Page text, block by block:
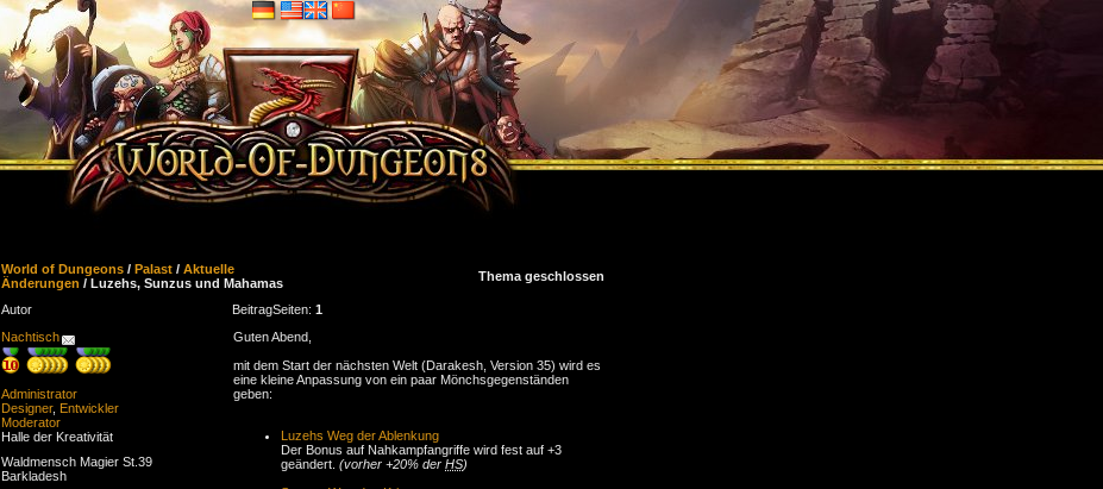
World of Dungeons / Palast / Aktuelle
Änderungen / Luzehs, Sunzus und Mahamas Thema geschlossen
Autor BeitragSeiten: 1
Nachtisch
Administrator
Designer, Entwickler
Moderator
Halle der Kreativität
Waldmensch Magier St.39
Barkladesh
Guten Abend,
mit dem Start der nächsten Welt (Darakesh, Version 35) wird es
eine kleine Anpassung von ein paar Mönchsgegenständen
geben:
Luzehs Weg der Ablenkung
Der Bonus auf Nahkampfangriffe wird fest auf +3
geändert. (vorher +20% der HS)